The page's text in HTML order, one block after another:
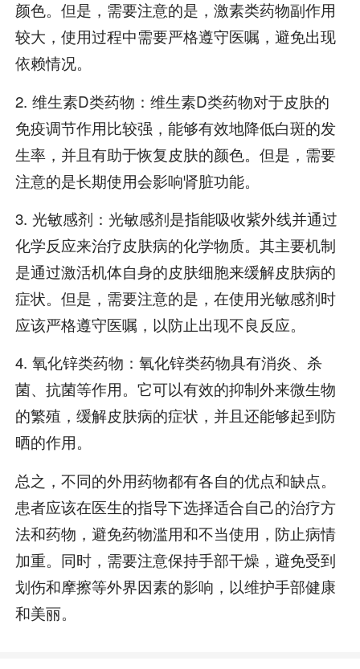
颜色。但是，需要注意的是，激素类药物副作用
较大，使用过程中需要严格遵守医嘱，避免出现
依赖情况。
2. 维生素D类药物：维生素D类药物对于皮肤的
免疫调节作用比较强，能够有效地降低白斑的发
生率，并且有助于恢复皮肤的颜色。但是，需要
注意的是长期使用会影响肾脏功能。
3. 光敏感剂：光敏感剂是指能吸收紫外线并通过
化学反应来治疗皮肤病的化学物质。其主要机制
是通过激活机体自身的皮肤细胞来缓解皮肤病的
症状。但是，需要注意的是，在使用光敏感剂时
应该严格遵守医嘱，以防止出现不良反应。
4. 氧化锌类药物：氧化锌类药物具有消炎、杀
菌、抗菌等作用。它可以有效的抑制外来微生物
的繁殖，缓解皮肤病的症状，并且还能够起到防
晒的作用。
总之，不同的外用药物都有各自的优点和缺点。
患者应该在医生的指导下选择适合自己的治疗方
法和药物，避免药物滥用和不当使用，防止病情
加重。同时，需要注意保持手部干燥，避免受到
划伤和摩擦等外界因素的影响，以维护手部健康
和美丽。